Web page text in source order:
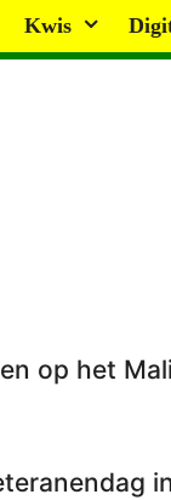
Kwis
op het